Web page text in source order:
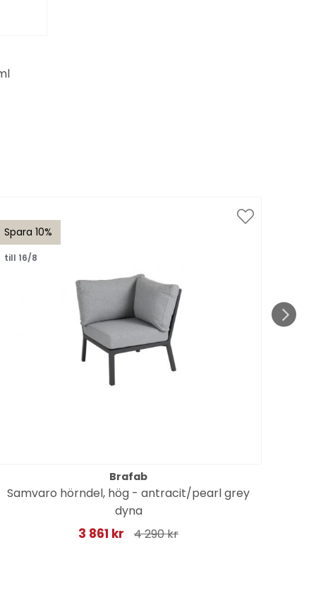
Spara 10%
till 16/8
Brafab
Samvaro hörndel, hög - antracit/pearl grey
dyna
3 861 kr 4 290 kr